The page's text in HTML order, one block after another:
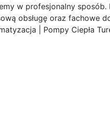
w profesjonalny
obsługę oraz fachowe
| Pompy Ciepła